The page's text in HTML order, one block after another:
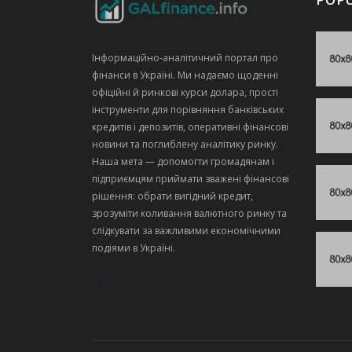
Інформаційно‑аналітичний портал про
фінанси в Україні. Ми надаємо щоденні
офіційні й ринкові курси долара, прості
інструменти для порівняння банківських
кредитів і депозитів, оперативні фінансові
новини та поглиблену аналітику ринку.
Наша мета — допомогти громадянам і
підприємцям приймати зважені фінансові
рішення: обрати вигідний кредит,
зрозуміти коливання валютного ринку та
слідкувати за важливими економічними
подіями в Україні.